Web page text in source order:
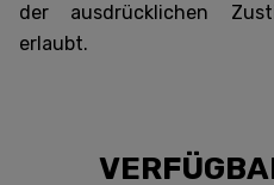
der ausdrücklichen
erlaubt.